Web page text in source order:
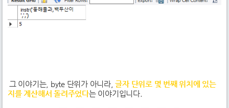
그 이야기는, byte 단위가 아니라,글자 단위로 몇 번째 위치에 있는
지를 계산해서 돌려주었다는 이야기입니다.